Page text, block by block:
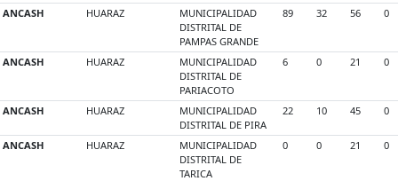
ANCASH HUARAZ
MUNICIPALIDAD
DISTRITAL DE
PAMPAS GRANDE
89 32 56 0
ANCASH HUARAZ
MUNICIPALIDAD
DISTRITAL DE
PARIACOTO
6 0 21 0
ANCASH HUARAZ
MUNICIPALIDAD
DISTRITAL DE PIRA
22 10 45 0
ANCASH HUARAZ
MUNICIPALIDAD
DISTRITAL DE
TARICA
0 0 21 0